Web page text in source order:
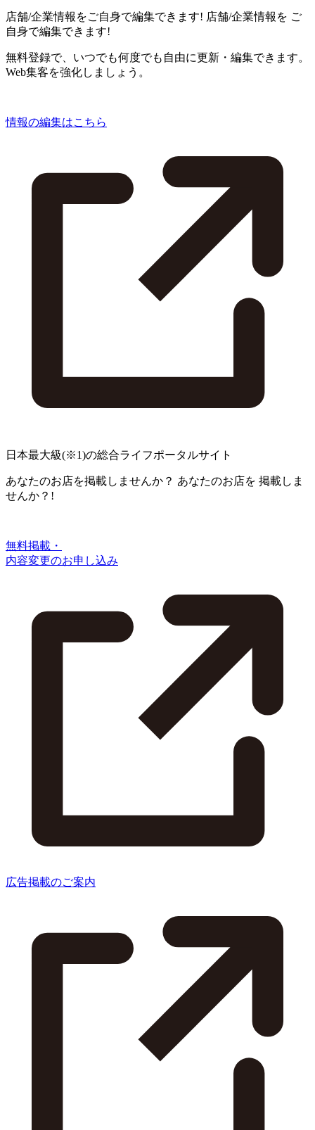
店舗/企業情報をご自身で編集できます! 店舗/企業情報を ご
自身で編集できます!
無料登録で、いつでも何度でも自由に更新・編集できます。
Web集客を強化しましょう。
情報の編集はこちら
日本最大級(※1)の総合ライフポータルサイト
あなたのお店を掲載しませんか？ あなたのお店を 掲載しま
せんか？!
無料掲載・
内容変更のお申し込み
広告掲載のご案内